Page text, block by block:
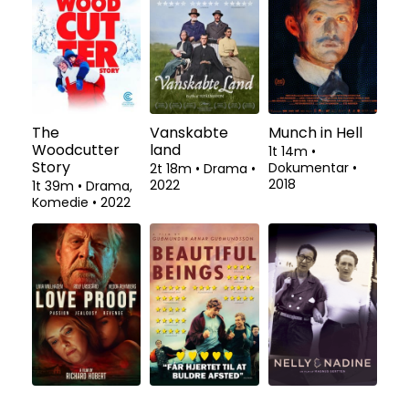
The
Woodcutter
Story
1t 39m • Drama,
Komedie • 2022
Vanskabte
land
2t 18m • Drama •
2022
Munch in Hell
1t 14m •
Dokumentar •
2018